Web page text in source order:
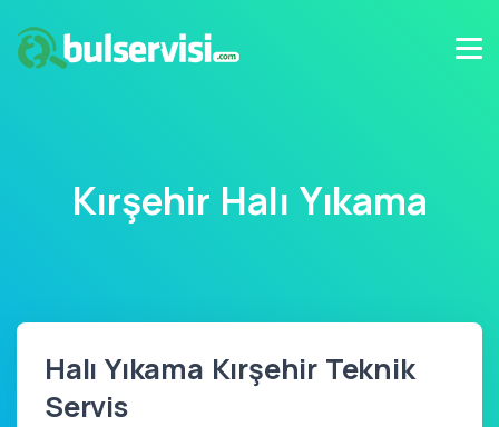
Kırşehir Halı Yıkama
Halı Yıkama Kırşehir Teknik
Servis